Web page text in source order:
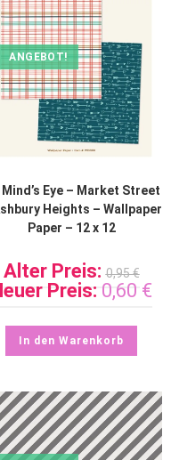
ANGEBOT!
Mind’s Eye – Market Street
Heights – Wallpaper
Paper – 12 x 12
Alter Preis: 0,95€
Preis: 0,60 €
In den Warenkorb